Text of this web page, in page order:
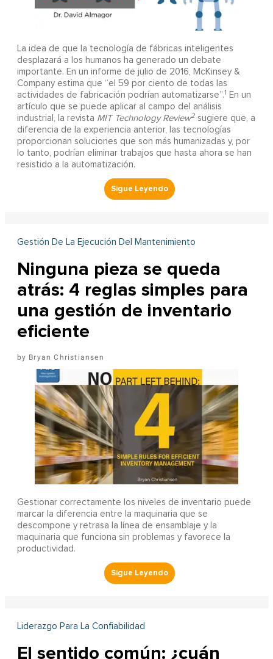
La idea de que la tecnología de fábricas inteligentes
desplazará a los humanos ha generado un debate
importante. En un informe de julio de 2016, McKinsey &
Company estima que “el 59 por ciento de todas las
actividades de fabricación podrían automatizarse”.1
En un
artículo que se puede aplicar al campo del análisis
industrial, la revista MIT Technology Review2sugiere que, a
diferencia de la experiencia anterior, las tecnologías
proporcionan soluciones que son más humanizadas y, por
lo tanto, podrían eliminar trabajos que hasta ahora se han
resistido a la automatización.
Gestión De La Ejecución Del Mantenimiento
Ninguna pieza se queda
atrás: 4 reglas simples para
una gestión de inventario
eficiente
Bryan Christiansen
Gestionar correctamente los niveles de inventario puede
marcar la diferencia entre la maquinaria que se
descompone y retrasa la línea de ensamblaje y la
maquinaria que funciona sin problemas y favorece la
productividad.
Liderazgo Para La Confiabilidad
El sentido común: ¿cuán